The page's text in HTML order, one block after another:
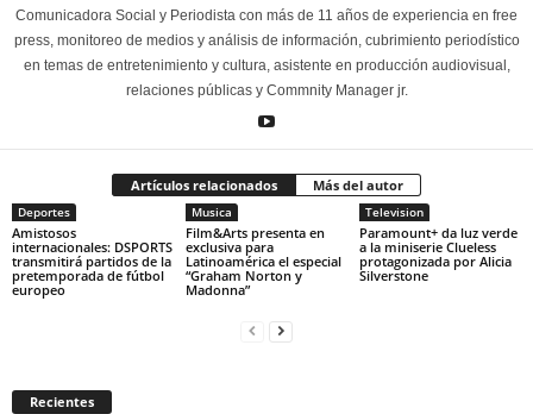
Comunicadora Social y Periodista con más de 11 años de experiencia en free
press, monitoreo de medios y análisis de información, cubrimiento periodístico
en temas de entretenimiento y cultura, asistente en producción audiovisual,
relaciones públicas y Commnity Manager jr.
Artículos relacionados Más del autor
Deportes
Amistosos
internacionales: DSPORTS
transmitirá partidos de la
pretemporada de fútbol
europeo
Musica
Film&Arts presenta en
exclusiva para
Latinoamérica el especial
“Graham Norton y
Madonna”
Television
Paramount+ da luz verde
a la miniserie Clueless
protagonizada por Alicia
Silverstone
Recientes